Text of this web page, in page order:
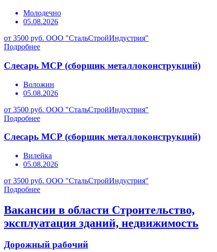
Молодечно
05.08.2026
от 3500 руб. ООО "СтальСтройИндустрия"
Подробнее
Слесарь МСР (сборщик металлоконструкций)
Воложин
05.08.2026
от 3500 руб. ООО "СтальСтройИндустрия"
Подробнее
Слесарь МСР (сборщик металлоконструкций)
Вилейка
05.08.2026
от 3500 руб. ООО "СтальСтройИндустрия"
Подробнее
Вакансии в области Строительство,
эксплуатация зданий, недвижимость
Дорожный рабочий